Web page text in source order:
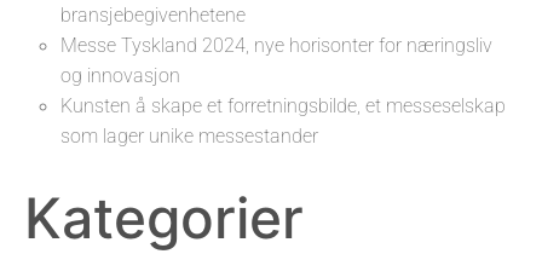
bransjebegivenhetene
Messe Tyskland 2024, nye horisonter for næringsliv
og innovasjon
Kunsten å skape et forretningsbilde, et messeselskap
som lager unike messestander
Kategorier